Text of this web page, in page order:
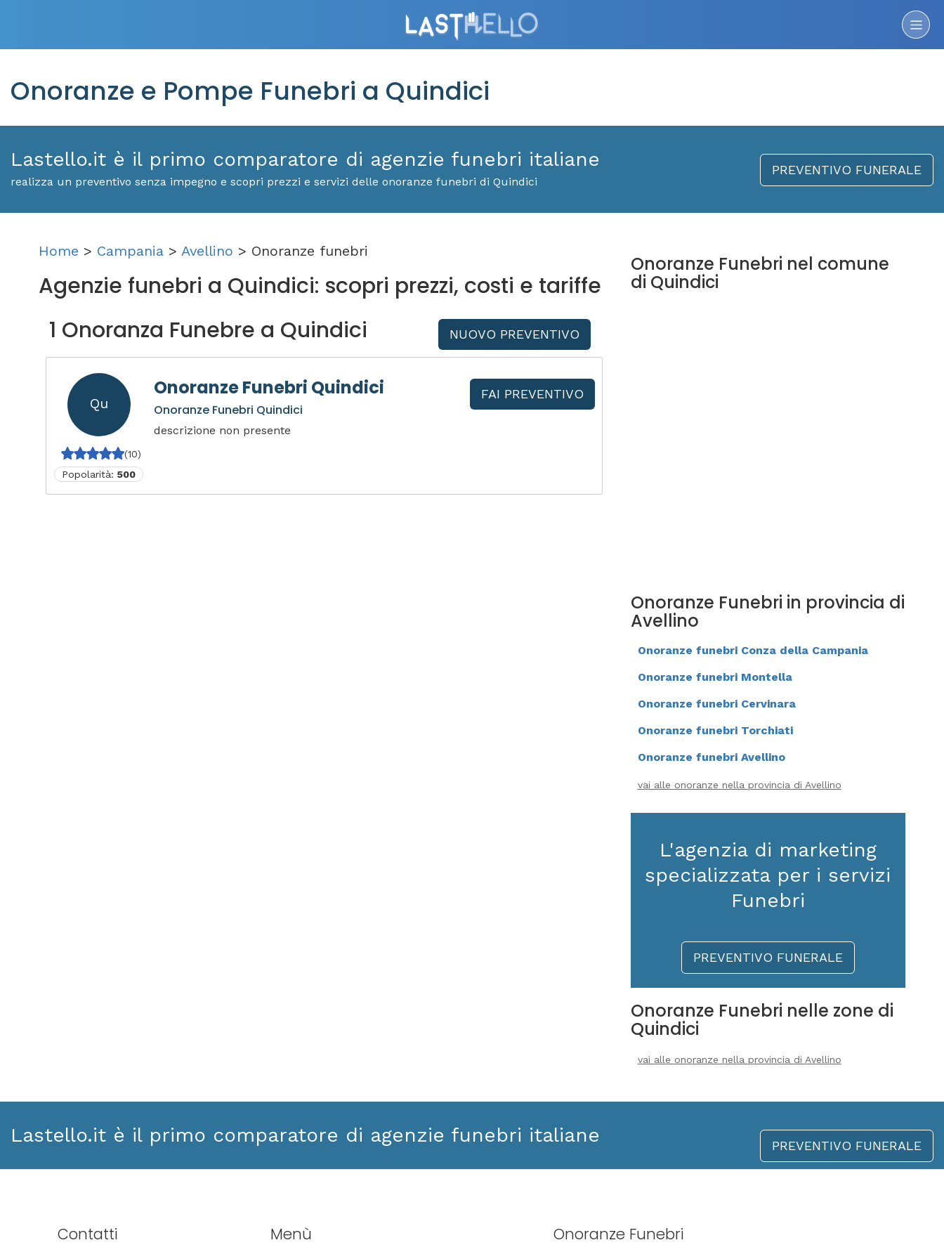
Onoranze e Pompe Funebri a Quindici
Lastello.it è il primo comparatore di agenzie funebri italiane
realizza un preventivo senza impegno e scopri prezzi e servizi delle onoranze funebri di Quindici
PREVENTIVO FUNERALE
Home > Campania > Avellino > Onoranze funebri
Agenzie funebri a Quindici: scopri prezzi, costi e tariffe
1 Onoranza Funebre a Quindici
NUOVO PREVENTIVO
Qu
(10)
Popolarità: 500
Onoranze Funebri Quindici
Onoranze Funebri Quindici
descrizione non presente
FAI PREVENTIVO
Onoranze Funebri nel comune
di Quindici
Onoranze Funebri in provincia di
Avellino
Onoranze funebri Conza della Campania
Onoranze funebri Montella
Onoranze funebri Cervinara
Onoranze funebri Torchiati
Onoranze funebri Avellino
vai alle onoranze nella provincia di Avellino
L'agenzia di marketing
specializzata per i servizi
Funebri
PREVENTIVO FUNERALE
Onoranze Funebri nelle zone di
Quindici
vai alle onoranze nella provincia di Avellino
Lastello.it è il primo comparatore di agenzie funebri italiane PREVENTIVO FUNERALE
Contatti Menù Onoranze Funebri